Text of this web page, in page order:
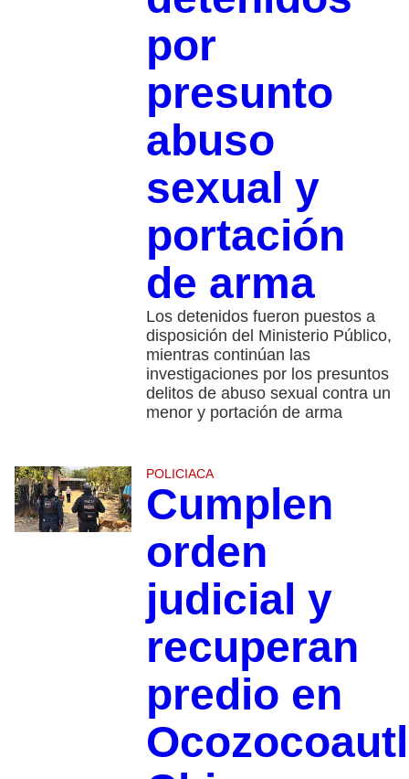
por
presunto
abuso
sexual y
portación
de arma
Los detenidos fueron puestos a
disposición del Ministerio Público,
mientras continúan las
investigaciones por los presuntos
delitos de abuso sexual contra un
menor y portación de arma
POLICIACA
Cumplen
orden
judicial y
recuperan
predio en